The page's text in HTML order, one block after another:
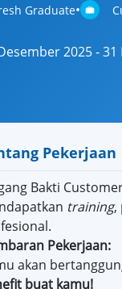
Graduate•
2025 -
Pekerjaan
Bakti
training,
Pekerjaan:
akan
buat kamu!